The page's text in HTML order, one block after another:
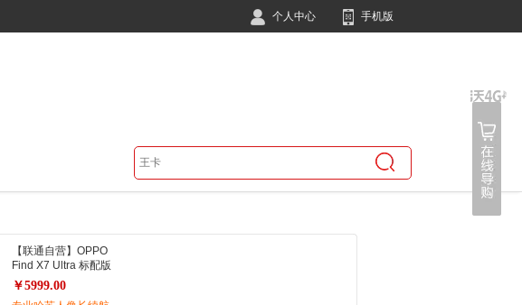
个人中心 手机版
【联通自营】OPPO
Find X7 Ultra 标配版
￥5999.00